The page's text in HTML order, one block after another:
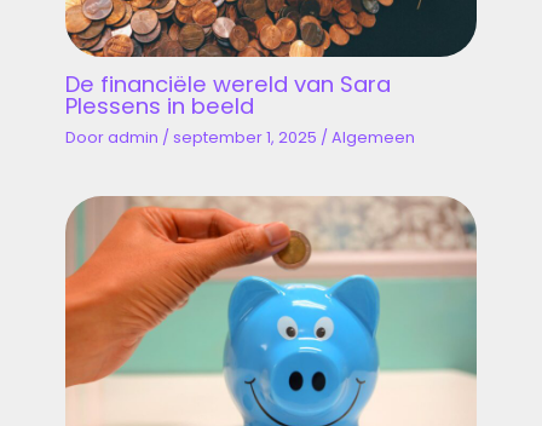
De financiële wereld van Sara
Plessens in beeld
Dooradmin /september 1, 2025 /Algemeen